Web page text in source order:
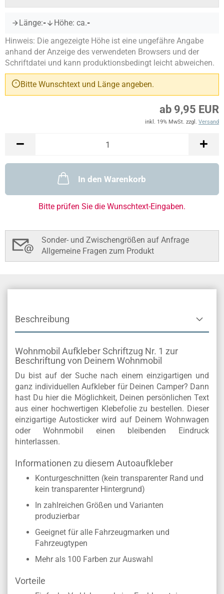
Länge:- Höhe: ca.-
Hinweis: Die angezeigte Höhe ist eine ungefähre Angabe
anhand der Anzeige des verwendeten Browsers und der
Schriftdatei und kann produktionsbedingt leicht abweichen.
Bitte Wunschtext und Länge angeben.
ab 9,95 EUR
inkl. 19% MwSt. zzgl. Versand
In den Warenkorb
Bitte prüfen Sie die Wunschtext-Eingaben.
Sonder- und Zwischengrößen auf Anfrage
Allgemeine Fragen zum Produkt
Beschreibung
Wohnmobil Aufkleber Schriftzug Nr. 1 zur
Beschriftung von Deinem Wohnmobil
Du bist auf der Suche nach einem einzigartigen und
ganz individuellen Aufkleber für Deinen Camper? Dann
hast Du hier die Möglichkeit, Deinen persönlichen Text
aus einer hochwertigen Klebefolie zu bestellen. Dieser
einzigartige Autosticker wird auf Deinem Wohnwagen
oder Wohnmobil einen bleibenden Eindruck
hinterlassen.
Informationen zu diesem Autoaufkleber
Konturgeschnitten (kein transparenter Rand und
kein transparenter Hintergrund)
In zahlreichen Größen und Varianten
produzierbar
Geeignet für alle Fahrzeugmarken und
Fahrzeugtypen
Mehr als 100 Farben zur Auswahl
Vorteile